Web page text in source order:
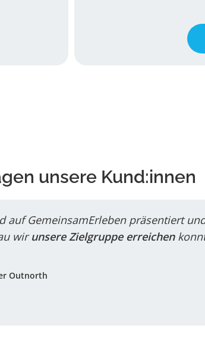
unsere Kund:innen
auf GemeinsamErleben präsentiert
wirunsere Zielgruppe erreichen
Outnorth